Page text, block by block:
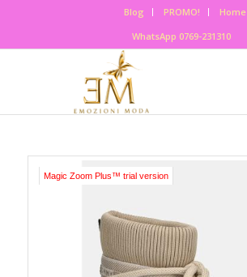
Blog PROMO!
Home
WhatsApp 0769-231310
Magic Zoom Plus™ trial version